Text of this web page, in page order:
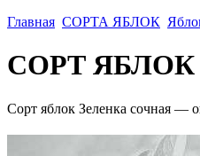
Главная CОРТА ЯБЛОК
СОРТ
Сорт яблок Зеленка сочная —